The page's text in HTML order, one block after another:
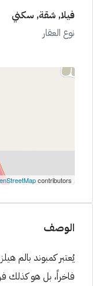
فيلا, شقة, سكني
نوع العقار
contributors
الوصف
يُعتبر كمبوند بالم
فاخراً، بل هو كذلك